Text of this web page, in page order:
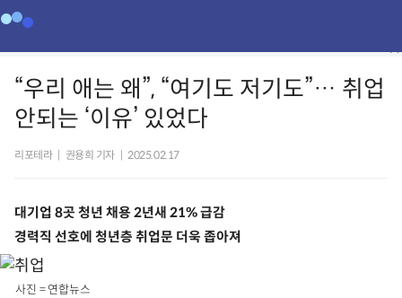
“우리 애는 왜”, “여기도 저기도”… 취업
안되는 ‘이유’ 있었다
리포테라 권용희 기자 2025.02.17
대기업 8곳 청년 채용 2년새 21% 급감
경력직 선호에 청년층 취업문 더욱 좁아져
사진 = 연합뉴스